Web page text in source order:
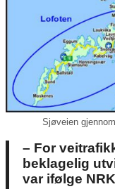
Sjøveien
– For
beklagelig
var ifølge